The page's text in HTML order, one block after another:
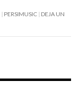
PERSIMUSIC DEJA UN